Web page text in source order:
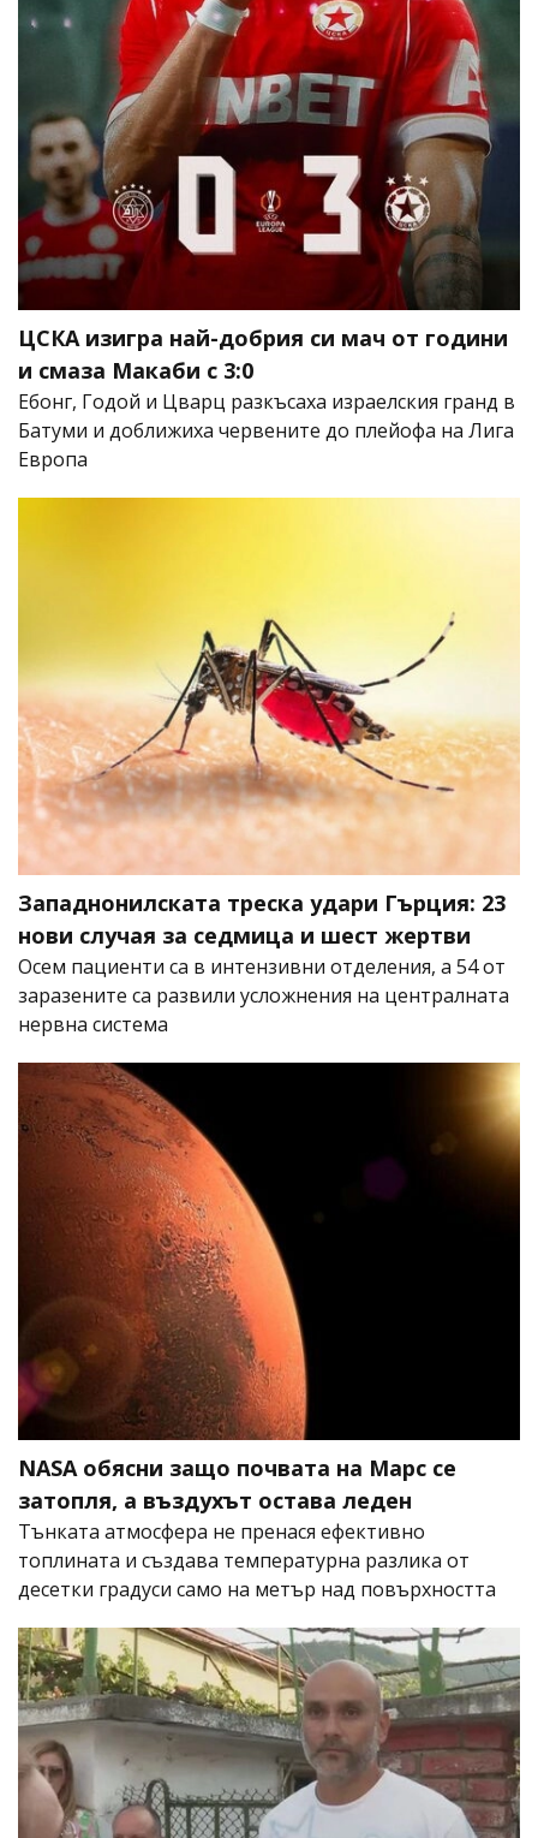
ЦСКА изигра най-добрия си мач от години
и смаза Макаби с 3:0
Ебонг, Годой и Цварц разкъсаха израелския гранд в
Батуми и доближиха червените до плейофа на Лига
Европа
Западнонилската треска удари Гърция: 23
нови случая за седмица и шест жертви
Осем пациенти са в интензивни отделения, а 54 от
заразените са развили усложнения на централната
нервна система
NASA обясни защо почвата на Марс се
затопля, а въздухът остава леден
Тънката атмосфера не пренася ефективно
топлината и създава температурна разлика от
десетки градуси само на метър над повърхността